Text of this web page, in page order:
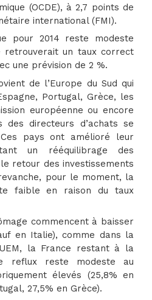
(OCDE), à 2,7 points de
international (FMI).
pour 2014 reste modeste
retrouverait un taux correct
une prévision de 2 %.
de l’Europe du Sud qui
Portugal, Grèce, les
européenne ou encore
des directeurs d’achats se
pays ont amélioré leur
un rééquilibrage des
retour des investissements
pour le moment, la
faible en raison du taux
commencent à baisser
en Italie), comme dans la
la France restant à la
reflux reste modeste au
élevés (25,8% en
27,5% en Grèce).